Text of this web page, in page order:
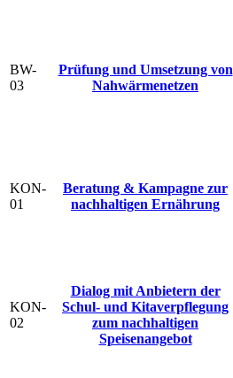
BW-
03
Prüfung und Umsetzung von
Nahwärmenetzen
KON-
01
Beratung & Kampagne zur
nachhaltigen Ernährung
KON-
02
Dialog mit Anbietern der
Schul- und Kitaverpflegung
zum nachhaltigen
Speisenangebot